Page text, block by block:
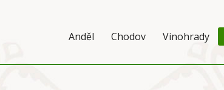
Anděl Chodov Vinohrady